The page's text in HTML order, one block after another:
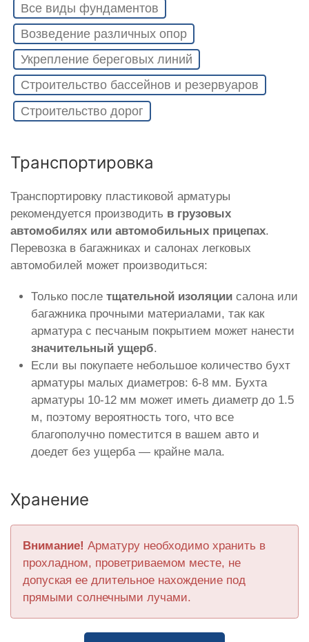
Все виды фундаментов
Возведение различных опор
Укрепление береговых линий
Строительство бассейнов и резервуаров
Строительство дорог
Транспортировка
Транспортировку пластиковой арматуры
рекомендуется производить в грузовых
автомобилях или автомобильных прицепах.
Перевозка в багажниках и салонах легковых
автомобилей может производиться:
Только после тщательной изоляции салона или
багажника прочными материалами, так как
арматура с песчаным покрытием может нанести
значительный ущерб.
Если вы покупаете небольшое количество бухт
арматуры малых диаметров: 6-8 мм. Бухта
арматуры 10-12 мм может иметь диаметр до 1.5
м, поэтому вероятность того, что все
благополучно поместится в вашем авто и
доедет без ущерба — крайне мала.
Хранение
Внимание! Арматуру необходимо хранить в
прохладном, проветриваемом месте, не
допуская ее длительное нахождение под
прямыми солнечными лучами.